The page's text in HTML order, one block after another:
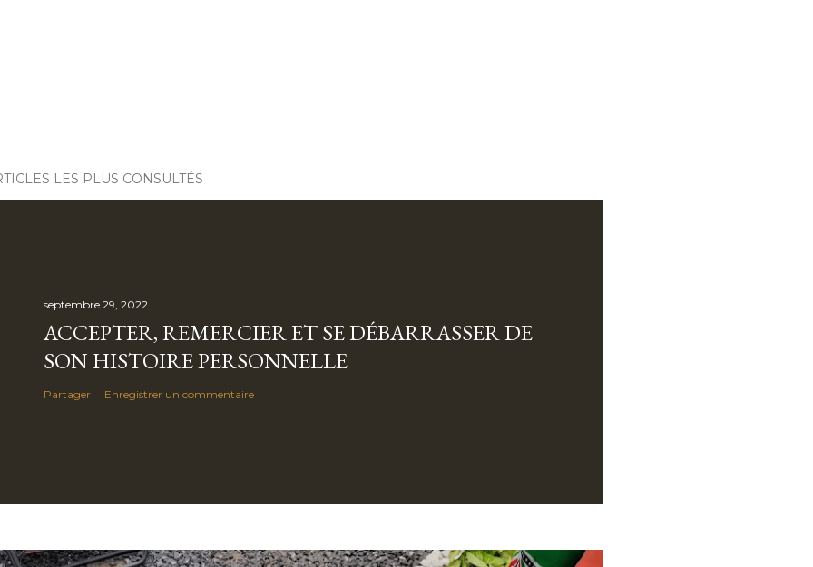
LES PLUS CONSULTÉS
septembre 29, 2022
ACCEPTER, REMERCIER ET SE DÉBARRASSER DE
SON HISTOIRE PERSONNELLE
Partager Enregistrer un commentaire